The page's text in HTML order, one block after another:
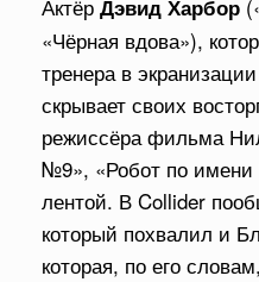
Актёр Дэвид Харбор
«Чёрная вдова»),
тренера в
скрывает своих
режиссёра фильма
№9», «Робот по имени
лентой. В Collider
который похвалил и
которая, по его